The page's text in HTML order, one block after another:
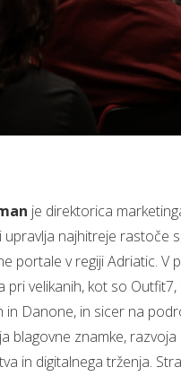
je direktorica
upravlja najhitreje rastoče
portale v regiji Adriatic. V
pri velikanih, kot so
in Danone, in sicer na
blagovne znamke, razvoja
in digitalnega trženja.